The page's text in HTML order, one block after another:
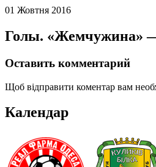
01 Жовтня 2016
Голы. «Жемчужина»
Оставить комментарий
Щоб відправити коментар вам
Календар